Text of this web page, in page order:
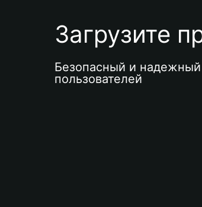
Загрузите
Безопасный и
пользователей